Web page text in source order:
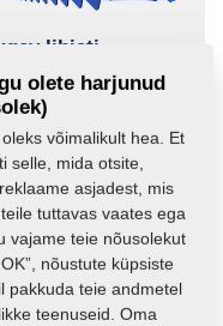
libisti
esilibisti tagab
pealmise osa
olete harjunud
võimalikult hea. Et
selle, mida otsite,
asjadest, mis
tuttavas vaates ega
vajame teie nõusolekut
nõustute küpsiste
pakkuda teie andmetel
teenuseid. Oma